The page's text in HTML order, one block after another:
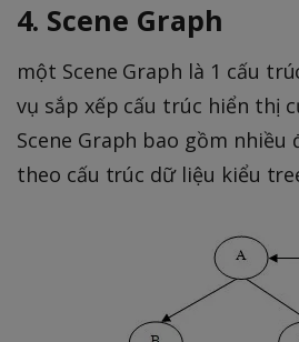
4. Scene Graph
một Scene Graph là 1 cấu
vụ sắp xếp cấu trúc hiển thị
Scene Graph bao gồm nhiều
theo cấu trúc dữ liệu kiểu